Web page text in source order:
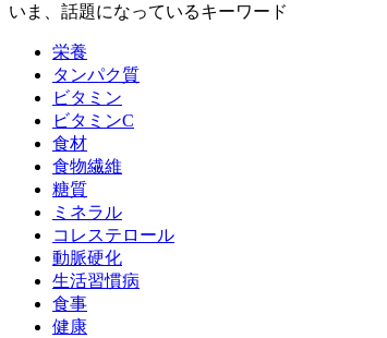
いま、話題になっているキーワード
栄養
タンパク質
ビタミン
ビタミンC
食材
食物繊維
糖質
ミネラル
コレステロール
動脈硬化
生活習慣病
食事
健康